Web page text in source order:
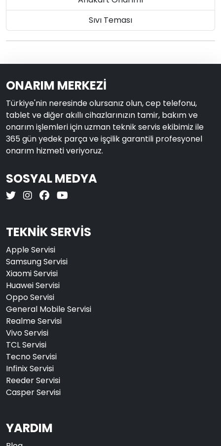
Sıvı Teması
ONARIM MERKEZİ
Türkiye'nin neresinde olursanız olun, cep telefonu,
tablet ve diğer akıllı cihazlarınızın tamir, bakım ve
onarım işlemleri için uzman teknik servis ekibimiz ile
365 gün yedek parça ve işçilik garantili profesyonel
onarım hizmeti veriyoruz.
SOSYAL MEDYA
TEKNİK SERVİS
Apple Servisi
Samsung Servisi
Xiaomi Servisi
Huawei Servisi
Oppo Servisi
General Mobile Servisi
Realme Servisi
Vivo Servisi
TCL Servisi
Tecno Servisi
Infinix Servisi
Reeder Servisi
Casper Servisi
YARDIM